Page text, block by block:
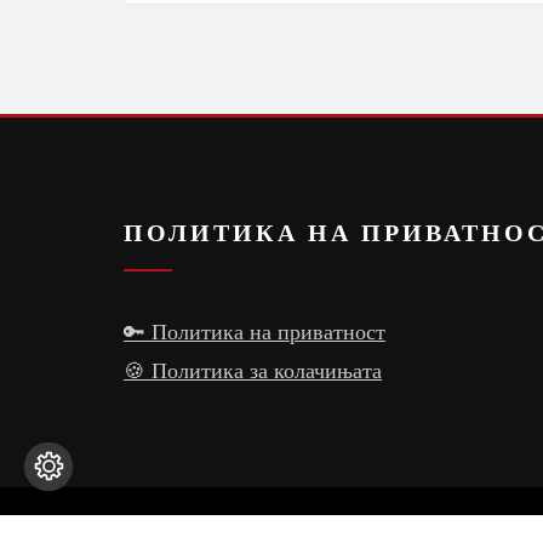
ПОЛИТИКА НА
🔑 Политика на приватност
🍪 Политика за колачињата